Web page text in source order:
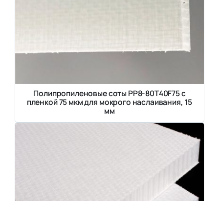
Полипропиленовые соты PP8-80T40F75 с
пленкой 75 мкм для мокрого наслаивания, 15
мм